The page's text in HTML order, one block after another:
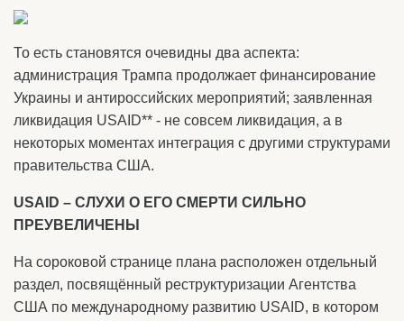
То есть становятся очевидны два аспекта:
администрация Трампа продолжает финансирование
Украины и антироссийских мероприятий; заявленная
ликвидация USAID** - не совсем ликвидация, а в
некоторых моментах интеграция с другими структурами
правительства США.
USAID – СЛУХИ О ЕГО СМЕРТИ СИЛЬНО
ПРЕУВЕЛИЧЕНЫ
На сороковой странице плана расположен отдельный
раздел, посвящённый реструктуризации Агентства
США по международному развитию USAID, в котором